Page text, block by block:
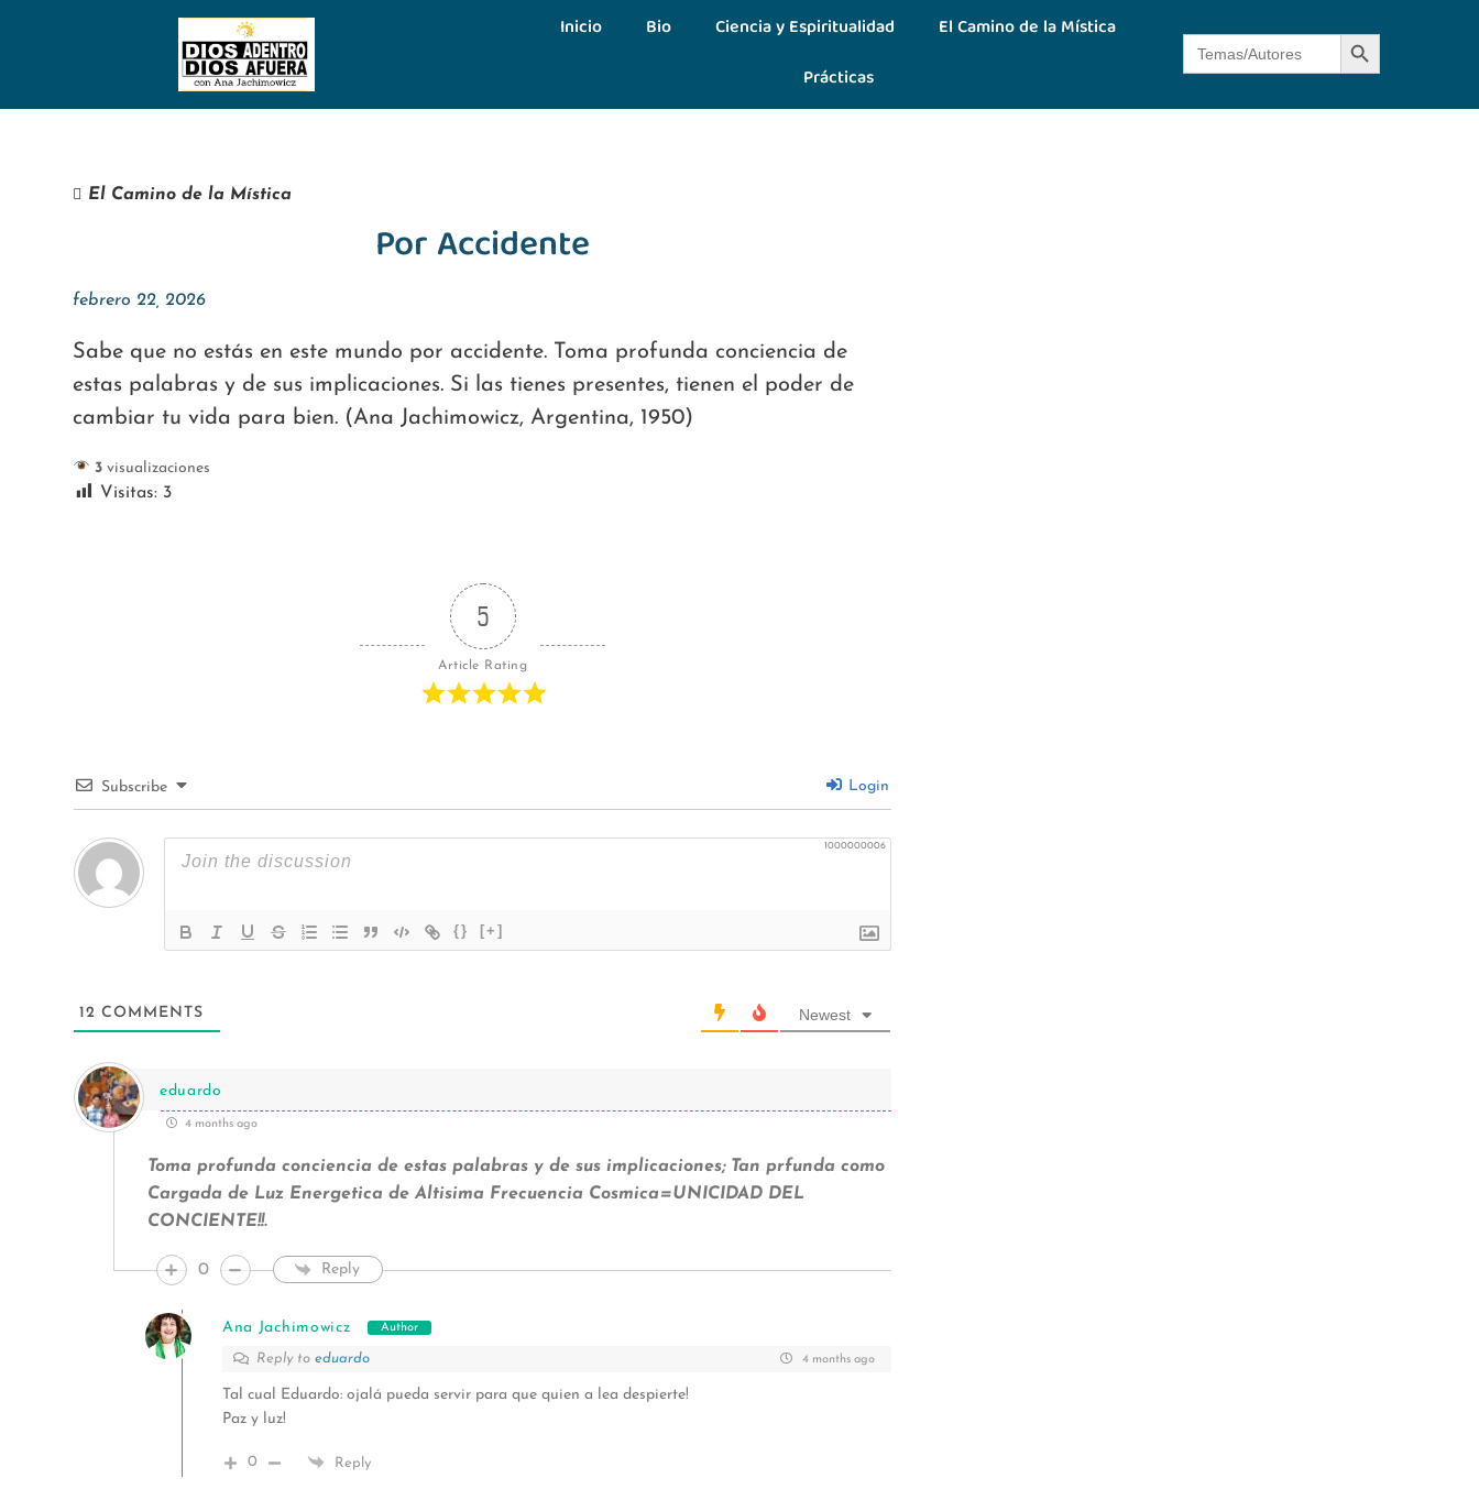
Inicio Bio Ciencia y Espiritualidad
El Camino de la Mística
Prácticas
Botón de
El Camino de la Mística
Por Accidente
febrero 22, 2026
Sabe que no estás en este mundo por accidente. Toma profunda conciencia de
estas palabras y de sus implicaciones. Si las tienes presentes, tienen el poder de
cambiar tu vida para bien. (Ana Jachimowicz, Argentina, 1950)
3visualizaciones
Visitas: 3
5
Article Rating
Subscribe Login
1000000006
{} [+]
12 COMMENTS Newest
eduardo
4 months ago
Toma profunda conciencia de estas palabras y de sus implicaciones; Tan prfunda como
Cargada de Luz Energetica de Altisima Frecuencia Cosmica=UNICIDAD DEL
CONCIENTE!!.
0 Reply
Ana Jachimowicz Author
Reply to eduardo 4 months ago
Tal cual Eduardo: ojalá pueda servir para que quien a lea despierte!
Paz y luz!
0 Reply